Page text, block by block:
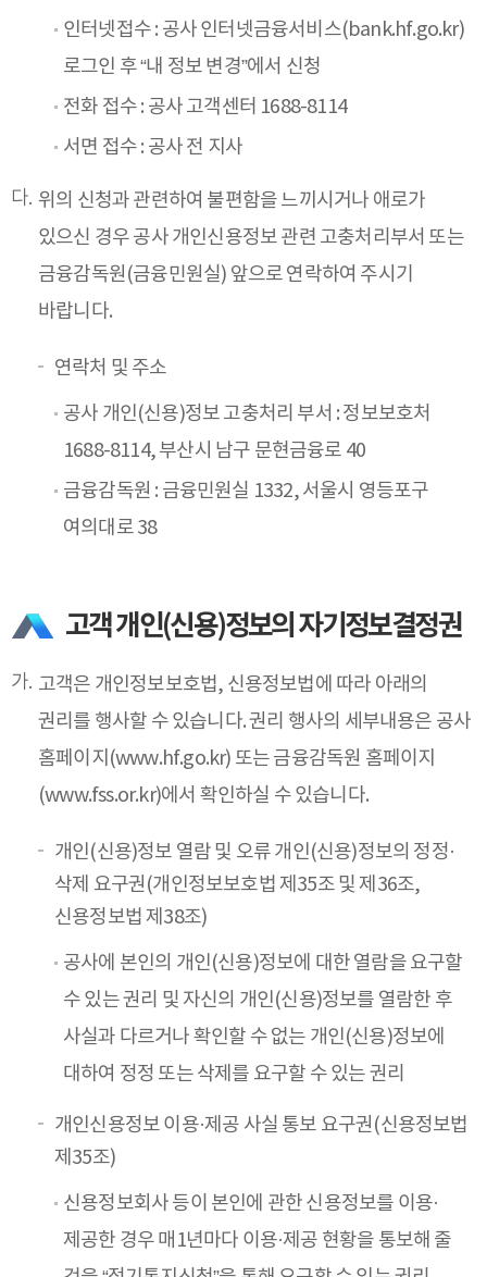
인터넷접수 : 공사 인터넷금융서비스(bank.hf.go.kr)
로그인 후 “내 정보 변경”에서 신청
전화 접수 : 공사 고객센터 1688-8114
서면 접수 : 공사 전 지사
위의 신청과 관련하여 불편함을 느끼시거나 애로가
있으신 경우 공사 개인신용정보 관련 고충처리부서 또는
금융감독원(금융민원실) 앞으로 연락하여 주시기
바랍니다.
연락처 및 주소
공사 개인(신용)정보 고충처리 부서 : 정보보호처
1688-8114, 부산시 남구 문현금융로 40
금융감독원 : 금융민원실 1332, 서울시 영등포구
여의대로 38
고객 개인(신용)정보의 자기정보결정권
고객은 개인정보보호법, 신용정보법에 따라 아래의
권리를 행사할 수 있습니다. 권리 행사의 세부내용은 공사
홈페이지(www.hf.go.kr) 또는 금융감독원 홈페이지
(www.fss.or.kr)에서 확인하실 수 있습니다.
개인(신용)정보 열람 및 오류 개인(신용)정보의 정정·
삭제 요구권(개인정보보호법 제35조 및 제36조,
신용정보법 제38조)
공사에 본인의 개인(신용)정보에 대한 열람을 요구할
수 있는 권리 및 자신의 개인(신용)정보를 열람한 후
사실과 다르거나 확인할 수 없는 개인(신용)정보에
대하여 정정 또는 삭제를 요구할 수 있는 권리
개인신용정보 이용·제공 사실 통보 요구권(신용정보법
제35조)
신용정보회사 등이 본인에 관한 신용정보를 이용·
제공한 경우 매1년마다 이용·제공 현황을 통보해 줄